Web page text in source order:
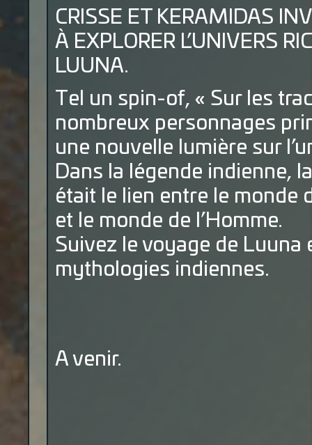
CRISSE ET KERAMIDAS
À EXPLORER L’UNIVERS
LUUNA.
Tel un spin-of, « Sur les
nombreux personnages
une nouvelle lumière sur
Dans la légende indienne,
était le lien entre le monde
et le monde de l’Homme.
Suivez le voyage de Luuna
mythologies indiennes.
A venir.